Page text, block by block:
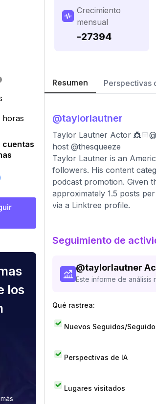
horas
cuentas
los
Crecimiento
mensual
-27394
Resumen Perspectivas
@taylorlautner
Taylor Lautner Actor
host @thesqueeze
Taylor Lautner is an
followers. His content
podcast promotion. Given
approximately 1.5 posts
via a Linktree profile.
Seguimiento de
@taylorlautner
Este informe de análisis
Qué rastrea:
Nuevos Seguidos/
Perspectivas de IA
Lugares visitados